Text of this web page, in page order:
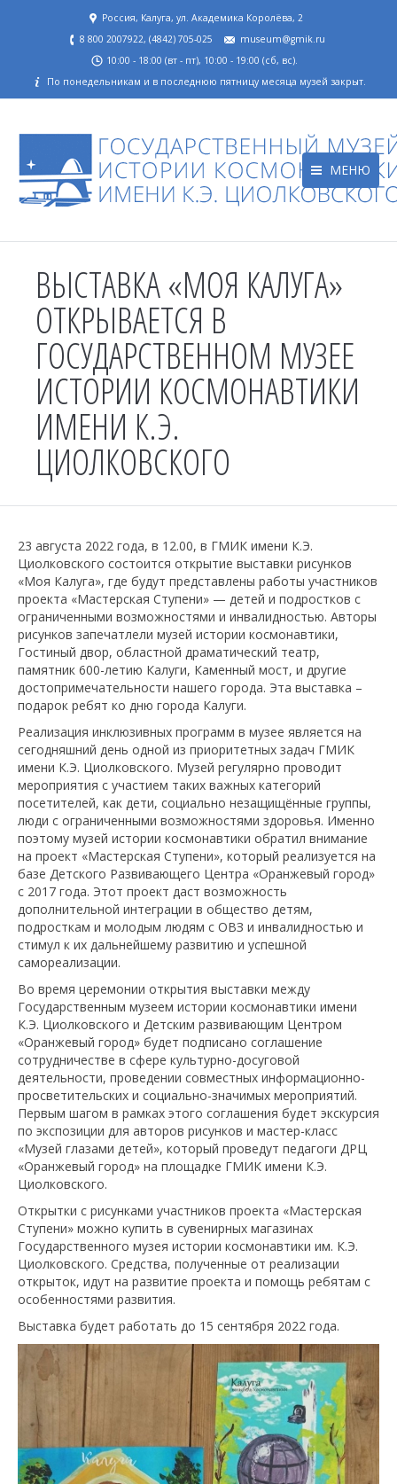
Россия, Калуга, ул. Академика Королёва, 2
8 800 2007922, (4842) 705-025
museum@gmik.ru
10:00 - 18:00 (вт - пт), 10:00 - 19:00 (сб, вс).
По понедельникам и в последнюю пятницу месяца музей закрыт.
МЕНЮ
ВЫСТАВКА «МОЯ КАЛУГА»
ОТКРЫВАЕТСЯ В
ГОСУДАРСТВЕННОМ МУЗЕЕ
ИСТОРИИ КОСМОНАВТИКИ
ИМЕНИ К.Э.
ЦИОЛКОВСКОГО
23 августа 2022 года, в 12.00, в ГМИК имени К.Э.
Циолковского состоится открытие выставки рисунков
«Моя Калуга», где будут представлены работы участников
проекта «Мастерская Ступени» — детей и подростков с
ограниченными возможностями и инвалидностью. Авторы
рисунков запечатлели музей истории космонавтики,
Гостиный двор, областной драматический театр,
памятник 600-летию Калуги, Каменный мост, и другие
достопримечательности нашего города. Эта выставка –
подарок ребят ко дню города Калуги.
Реализация инклюзивных программ в музее является на
сегодняшний день одной из приоритетных задач ГМИК
имени К.Э. Циолковского. Музей регулярно проводит
мероприятия с участием таких важных категорий
посетителей, как дети, социально незащищённые группы,
люди с ограниченными возможностями здоровья. Именно
поэтому музей истории космонавтики обратил внимание
на проект «Мастерская Ступени», который реализуется на
базе Детского Развивающего Центра «Оранжевый город»
с 2017 года. Этот проект даст возможность
дополнительной интеграции в общество детям,
подросткам и молодым людям с ОВЗ и инвалидностью и
стимул к их дальнейшему развитию и успешной
самореализации.
Во время церемонии открытия выставки между
Государственным музеем истории космонавтики имени
К.Э. Циолковского и Детским развивающим Центром
«Оранжевый город» будет подписано соглашение
сотрудничестве в сфере культурно-досуговой
деятельности, проведении совместных информационно-
просветительских и социально-значимых мероприятий.
Первым шагом в рамках этого соглашения будет экскурсия
по экспозиции для авторов рисунков и мастер-класс
«Музей глазами детей», который проведут педагоги ДРЦ
«Оранжевый город» на площадке ГМИК имени К.Э.
Циолковского.
Открытки с рисунками участников проекта «Мастерская
Ступени» можно купить в сувенирных магазинах
Государственного музея истории космонавтики им. К.Э.
Циолковского. Средства, полученные от реализации
открыток, идут на развитие проекта и помощь ребятам с
особенностями развития.
Выставка будет работать до 15 сентября 2022 года.